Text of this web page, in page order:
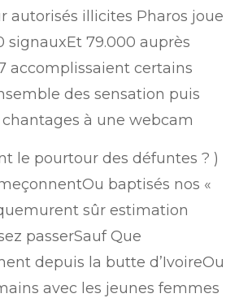
autorisés illicites Pharos joue
signauxEt 79.000 auprès
accomplissaient certains
des sensation puis
à une webcam
le pourtour des défuntes ? )
baptisés nos «
sûr estimation
passerSauf Que
depuis la butte d’IvoireOu
avec les jeunes femmes